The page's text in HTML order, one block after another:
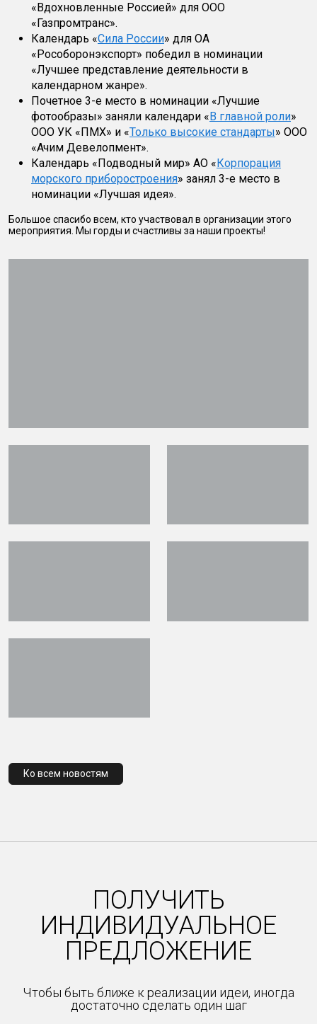
«Вдохновленные Россией» для ООО
«Газпромтранс».
Календарь «Сила России» для ОА
«Рособоронэкспорт» победил в номинации
«Лучшее представление деятельности в
календарном жанре».
Почетное 3-е место в номинации «Лучшие
фотообразы» заняли календари «В главной роли»
ООО УК «ПМХ» и «Только высокие стандарты» ООО
«Ачим Девелопмент».
Календарь «Подводный мир» АО «Корпорация
морского приборостроения» занял 3-е место в
номинации «Лучшая идея».
Большое спасибо всем, кто участвовал в организации этого
мероприятия. Мы горды и счастливы за наши проекты!
Ко всем новостям
ПОЛУЧИТЬ
ИНДИВИДУАЛЬНОЕ
ПРЕДЛОЖЕНИЕ
Чтобы быть ближе к реализации идеи, иногда
достаточно сделать один шаг